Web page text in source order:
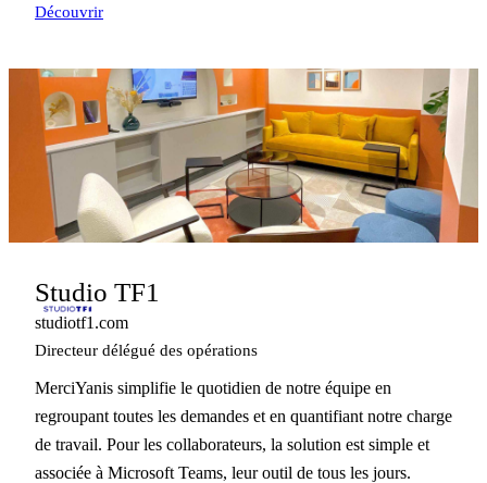
Découvrir
Studio TF1
studiotf1.com
Directeur délégué des opérations
MerciYanis simplifie le quotidien de notre équipe en
regroupant toutes les demandes et en quantifiant notre charge
de travail. Pour les collaborateurs, la solution est simple et
associée à Microsoft Teams, leur outil de tous les jours.